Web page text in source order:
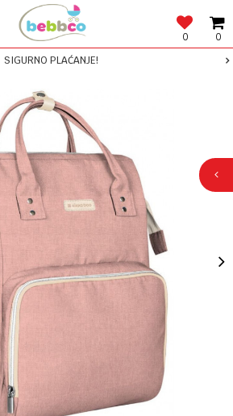
0
0
SIGURNO PLAĆANJE!